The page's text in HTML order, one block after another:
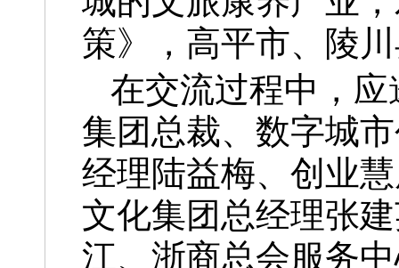
策》，高平市、陵
在交流过程中，
集团总裁、数字城
经理陆益梅、创业
文化集团总经理张
江、浙商总会服务